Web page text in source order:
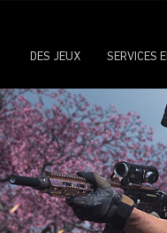
DES JEUX SERVICES